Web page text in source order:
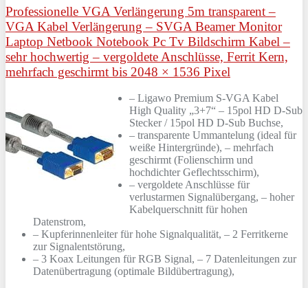
Professionelle VGA Verlängerung 5m transparent –
VGA Kabel Verlängerung – SVGA Beamer Monitor
Laptop Netbook Notebook Pc Tv Bildschirm Kabel –
sehr hochwertig – vergoldete Anschlüsse, Ferrit Kern,
mehrfach geschirmt bis 2048 × 1536 Pixel
– Ligawo Premium S-VGA Kabel
High Quality „3+7“ – 15pol HD D-Sub
Stecker / 15pol HD D-Sub Buchse,
– transparente Ummantelung (ideal für
weiße Hintergründe), – mehrfach
geschirmt (Folienschirm und
hochdichter Geflechtsschirm),
– vergoldete Anschlüsse für
verlustarmen Signalübergang, – hoher
Kabelquerschnitt für hohen
Datenstrom,
– Kupferinnenleiter für hohe Signalqualität, – 2 Ferritkerne
zur Signalentstörung,
– 3 Koax Leitungen für RGB Signal, – 7 Datenleitungen zur
Datenübertragung (optimale Bildübertragung),